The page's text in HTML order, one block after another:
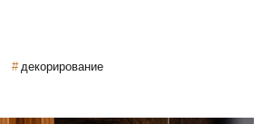
декорирование